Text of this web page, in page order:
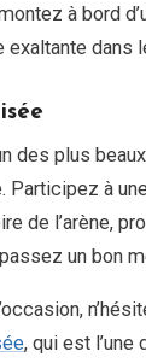
à bord
exaltante dans
des plus
Participez à
de l’arène,
un bon
, qui est